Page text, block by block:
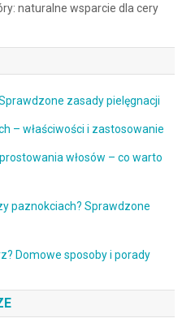
naturalne wsparcie dla cery
zasady pielęgnacji
– właściwości i zastosowanie
włosów – co warto
paznokciach? Sprawdzone
Domowe sposoby i porady